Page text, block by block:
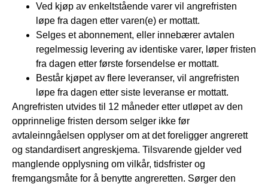
Ved kjøp av enkeltstående varer vil angrefristen
løpe fra dagen etter varen(e) er mottatt.
Selges et abonnement, eller innebærer avtalen
regelmessig levering av identiske varer, løper fristen
fra dagen etter første forsendelse er mottatt.
Består kjøpet av flere leveranser, vil angrefristen
løpe fra dagen etter siste leveranse er mottatt.
Angrefristen utvides til 12 måneder etter utløpet av den
opprinnelige fristen dersom selger ikke før
avtaleinngåelsen opplyser om at det foreligger angrerett
og standardisert angreskjema. Tilsvarende gjelder ved
manglende opplysning om vilkår, tidsfrister og
fremgangsmåte for å benytte angreretten. Sørger den